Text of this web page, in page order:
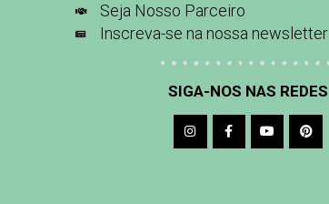
Seja Nosso Parceiro
Inscreva-se na nossa newsletter
SIGA-NOS NAS REDES